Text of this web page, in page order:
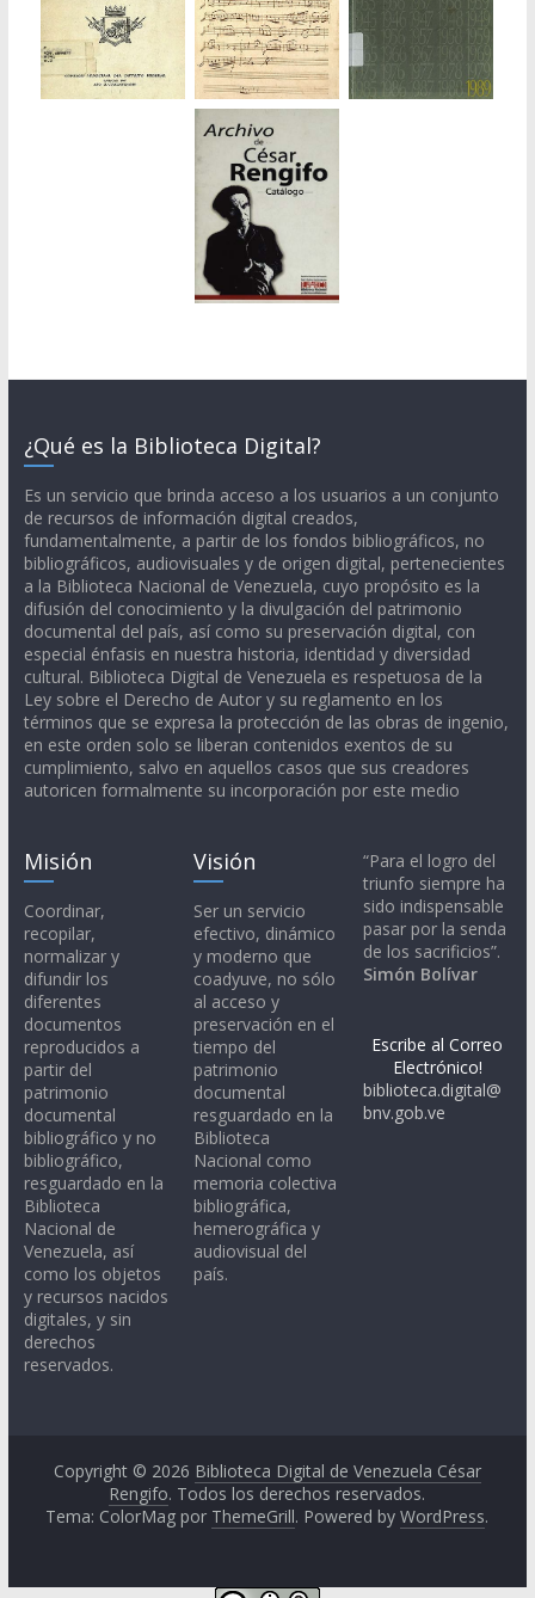
¿Qué es la Biblioteca Digital?
Es un servicio que brinda acceso a los usuarios a un conjunto
de recursos de información digital creados,
fundamentalmente, a partir de los fondos bibliográficos, no
bibliográficos, audiovisuales y de origen digital, pertenecientes
a la Biblioteca Nacional de Venezuela, cuyo propósito es la
difusión del conocimiento y la divulgación del patrimonio
documental del país, así como su preservación digital, con
especial énfasis en nuestra historia, identidad y diversidad
cultural. Biblioteca Digital de Venezuela es respetuosa de la
Ley sobre el Derecho de Autor y su reglamento en los
términos que se expresa la protección de las obras de ingenio,
en este orden solo se liberan contenidos exentos de su
cumplimiento, salvo en aquellos casos que sus creadores
autoricen formalmente su incorporación por este medio
Misión
Coordinar,
recopilar,
normalizar y
difundir los
diferentes
documentos
reproducidos a
partir del
patrimonio
documental
bibliográfico y no
bibliográfico,
resguardado en la
Biblioteca
Nacional de
Venezuela, así
como los objetos
y recursos nacidos
digitales, y sin
derechos
reservados.
Visión
Ser un servicio
efectivo, dinámico
y moderno que
coadyuve, no sólo
al acceso y
preservación en el
tiempo del
patrimonio
documental
resguardado en la
Biblioteca
Nacional como
memoria colectiva
bibliográfica,
hemerográfica y
audiovisual del
país.
“Para el logro del
triunfo siempre ha
sido indispensable
pasar por la senda
de los sacrificios”.
Simón Bolívar
Escribe al Correo
Electrónico!
biblioteca.digital@
bnv.gob.ve
Copyright © 2026 Biblioteca Digital de Venezuela César
Rengifo. Todos los derechos reservados.
Tema: ColorMag por ThemeGrill. Powered byWordPress.